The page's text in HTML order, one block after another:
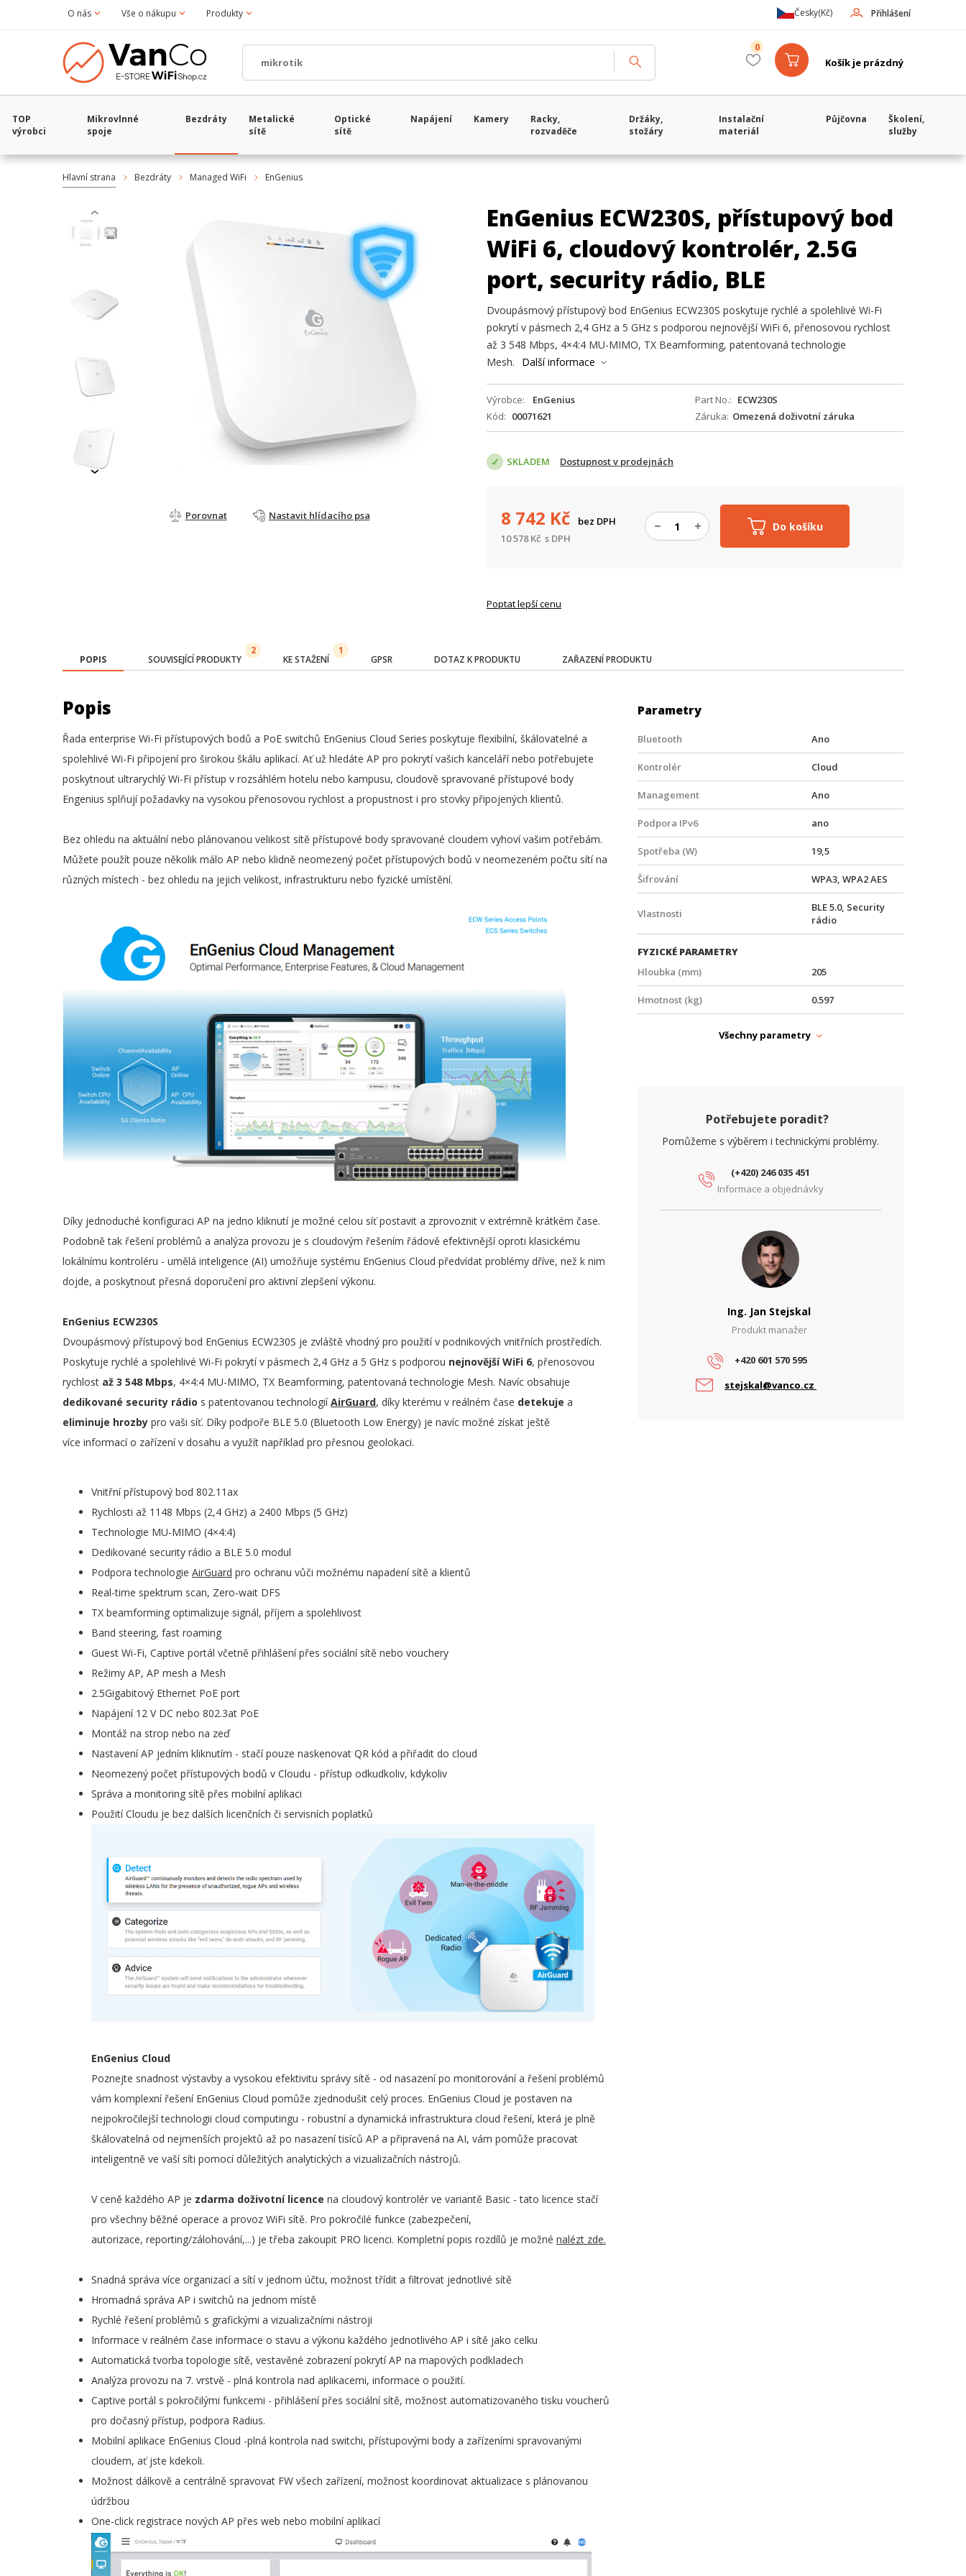
O nás Vše o nákupu Produkty Přihlášení
Česky(Kč)
Košík je prázdný
0
TOP
výrobci
Mikrovlnné
spoje
Bezdráty
Metalické
sítě
Optické
sítě
Napájení Kamery
Racky,
rozvaděče
Držáky,
stožáry
Instalační
materiál
Půjčovna
Školení,
služby
Hlavní strana Bezdráty Managed WiFi EnGenius
‹
›
Porovnat Nastavit hlídacího psa
EnGenius ECW230S, přístupový bod
WiFi 6, cloudový kontrolér, 2.5G
port, security rádio, BLE
Dvoupásmový přístupový bod EnGenius ECW230S poskytuje rychlé a spolehlivé Wi-Fi
pokrytí v pásmech 2,4 GHz a 5 GHz s podporou nejnovější WiFi 6, přenosovou rychlost
až 3 548 Mbps, 4×4:4 MU-MIMO, TX Beamforming, patentovaná technologie
Mesh.
Další informace
Výrobce EnGenius Part No.
ECW230S
Kód
00071621 Záruka Omezená doživotní záruka
SKLADEM Dostupnost v prodejnách
Do košíku
8 742 Kč
bez DPH
10 578Kč s DPH
Poptat lepší cenu
POPIS SOUVISEJÍCÍ PRODUKTY
2
KE STAŽENÍ
1
GPSR DOTAZ K PRODUKTU ZAŘAZENÍ PRODUKTU
Popis
Řada enterprise Wi-Fi přístupových bodů a PoE switchů EnGenius Cloud Series poskytuje flexibilní, škálovatelné a
spolehlivé Wi-Fi připojení pro širokou škálu aplikací. Ať už hledáte AP pro pokrytí vašich kanceláří nebo potřebujete
poskytnout ultrarychlý Wi-Fi přístup v rozsáhlém hotelu nebo kampusu, cloudově spravované přístupové body
Engenius splňují požadavky na vysokou přenosovou rychlost a propustnost i pro stovky připojených klientů.
Bez ohledu na aktuální nebo plánovanou velikost sítě přístupové body spravované cloudem vyhoví vašim potřebám.
Můžete použít pouze několik málo AP nebo klidně neomezený počet přístupových bodů v neomezeném počtu sítí na
různých místech - bez ohledu na jejich velikost, infrastrukturu nebo fyzické umístění.
Díky jednoduché konfiguraci AP na jedno kliknutí je možné celou síť postavit a zprovoznit v extrémně krátkém čase.
Podobně tak řešení problémů a analýza provozu je s cloudovým řešením řádově efektivnější oproti klasickému
lokálnímu kontroléru - umělá inteligence (AI) umožňuje systému EnGenius Cloud předvídat problémy dříve, než k nim
dojde, a poskytnout přesná doporučení pro aktivní zlepšení výkonu.
EnGenius ECW230S
Dvoupásmový přístupový bod EnGenius ECW230S je zvláště vhodný pro použití v podnikových vnitřních prostředích.
Poskytuje rychlé a spolehlivé Wi-Fi pokrytí v pásmech 2,4 GHz a 5 GHz s podporou nejnovější WiFi 6, přenosovou
rychlost až 3 548 Mbps, 4×4:4 MU-MIMO, TX Beamforming, patentovaná technologie Mesh. Navíc obsahuje
dedikované security rádio s patentovanou technologiíAirGuard, díky kterému v reálném čase detekuje a
eliminuje hrozby pro vaši síť. Díky podpoře BLE 5.0 (Bluetooth Low Energy) je navíc možné získat ještě
více informací o zařízení v dosahu a využít například pro přesnou geolokaci.
Vnitřní přístupový bod 802.11ax
Rychlosti až 1148 Mbps (2,4 GHz) a 2400 Mbps (5 GHz)
Technologie MU-MIMO (4×4:4)
Dedikované security rádio a BLE 5.0 modul
Podpora technologie AirGuard pro ochranu vůči možnému napadení sítě a klientů
Real-time spektrum scan, Zero-wait DFS
TX beamforming optimalizuje signál, příjem a spolehlivost
Band steering, fast roaming
Guest Wi-Fi, Captive portál včetně přihlášení přes sociální sítě nebo vouchery
Režimy AP, AP mesh a Mesh
2.5Gigabitový Ethernet PoE port
Napájení 12 V DC nebo 802.3at PoE
Montáž na strop nebo na zeď
Nastavení AP jedním kliknutím - stačí pouze naskenovat QR kód a přiřadit do cloud
Neomezený počet přístupových bodů v Cloudu - přístup odkudkoliv, kdykoliv
Správa a monitoring sítě přes mobilní aplikaci
Použití Cloudu je bez dalších licenčních či servisních poplatků
EnGenius Cloud
Poznejte snadnost výstavby a vysokou efektivitu správy sítě - od nasazení po monitorování a řešení problémů
vám komplexní řešení EnGenius Cloud pomůže zjednodušit celý proces. EnGenius Cloud je postaven na
nejpokročilejší technologii cloud computingu - robustní a dynamická infrastruktura cloud řešení, která je plně
škálovatelná od nejmenších projektů až po nasazení tisíců AP a připravená na AI, vám pomůže pracovat
inteligentně ve vaší síti pomocí důležitých analytických a vizualizačních nástrojů.
V ceně každého AP je zdarma doživotní licence na cloudový kontrolér ve variantě Basic - tato licence stačí
pro všechny běžné operace a provoz WiFi sítě. Pro pokročilé funkce (zabezpečení,
autorizace, reporting/zálohování,...) je třeba zakoupit PRO licenci. Kompletní popis rozdílů je možné nalézt zde.
Snadná správa více organizací a sítí v jednom účtu, možnost třídit a filtrovat jednotlivé sítě
Hromadná správa AP i switchů na jednom místě
Rychlé řešení problémů s grafickými a vizualizačními nástroji
Informace v reálném čase informace o stavu a výkonu každého jednotlivého AP i sítě jako celku
Automatická tvorba topologie sítě, vestavěné zobrazení pokrytí AP na mapových podkladech
Analýza provozu na 7. vrstvě - plná kontrola nad aplikacemi, informace o použití.
Captive portál s pokročilými funkcemi - přihlášení přes sociální sítě, možnost automatizovaného tisku voucherů
pro dočasný přístup, podpora Radius.
Mobilní aplikace EnGenius Cloud -plná kontrola nad switchi, přístupovými body a zařízeními spravovanými
cloudem, ať jste kdekoli.
Možnost dálkově a centrálně spravovat FW všech zařízení, možnost koordinovat aktualizace s plánovanou
údržbou
One-click registrace nových AP přes web nebo mobilní aplikací
Parametry
Bluetooth Ano
Kontrolér Cloud
Management Ano
Podpora IPv6 ano
Spotřeba (W) 19,5
Šifrování WPA3, WPA2 AES
Vlastnosti
BLE 5.0, Security
rádio
FYZICKÉ PARAMETRY
Hloubka (mm)
205
Hmotnost (kg) 0.597
33.2
NAPÁJENÍ
PARAMETRY BEZDRÁT
Přenosová rychlost WiFi - 2.4 GHz
Přenosová rychlost WiFi - 5 GHz
Všechny parametry
Potřebujete poradit?
Pomůžeme s výběrem i technickými problémy.
(+420) 246 035 451
Informace a objednávky
Ing. Jan Stejskal
Produkt manažer
+420 601 570 595
stejskal@vanco.cz